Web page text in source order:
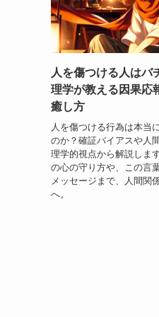
人を傷つける人はバ
理学が教える因果応
癒し方
人を傷つける行為は本当
のか？確証バイアスや人
理学的視点から解説しま
の心の守り方や、この言
メッセージまで、人間関
へ。